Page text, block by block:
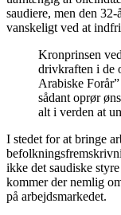
saudiere, men den
vanskeligt ved at
Kronprinsen
drivkraften i de
Arabiske
sådant oprør
alt i verden at
I stedet for at bringe
ikke det saudiske
kommer der nemlig
på arbejdsmarkedet.